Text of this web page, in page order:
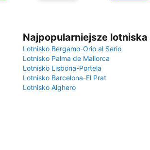
Najpopularniejsze
Lotnisko Bergamo-Orio al Serio
Lotnisko Palma de Mallorca
Lotnisko Lisbona-Portela
Lotnisko Barcelona-El Prat
Lotnisko Alghero